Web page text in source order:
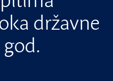
državne